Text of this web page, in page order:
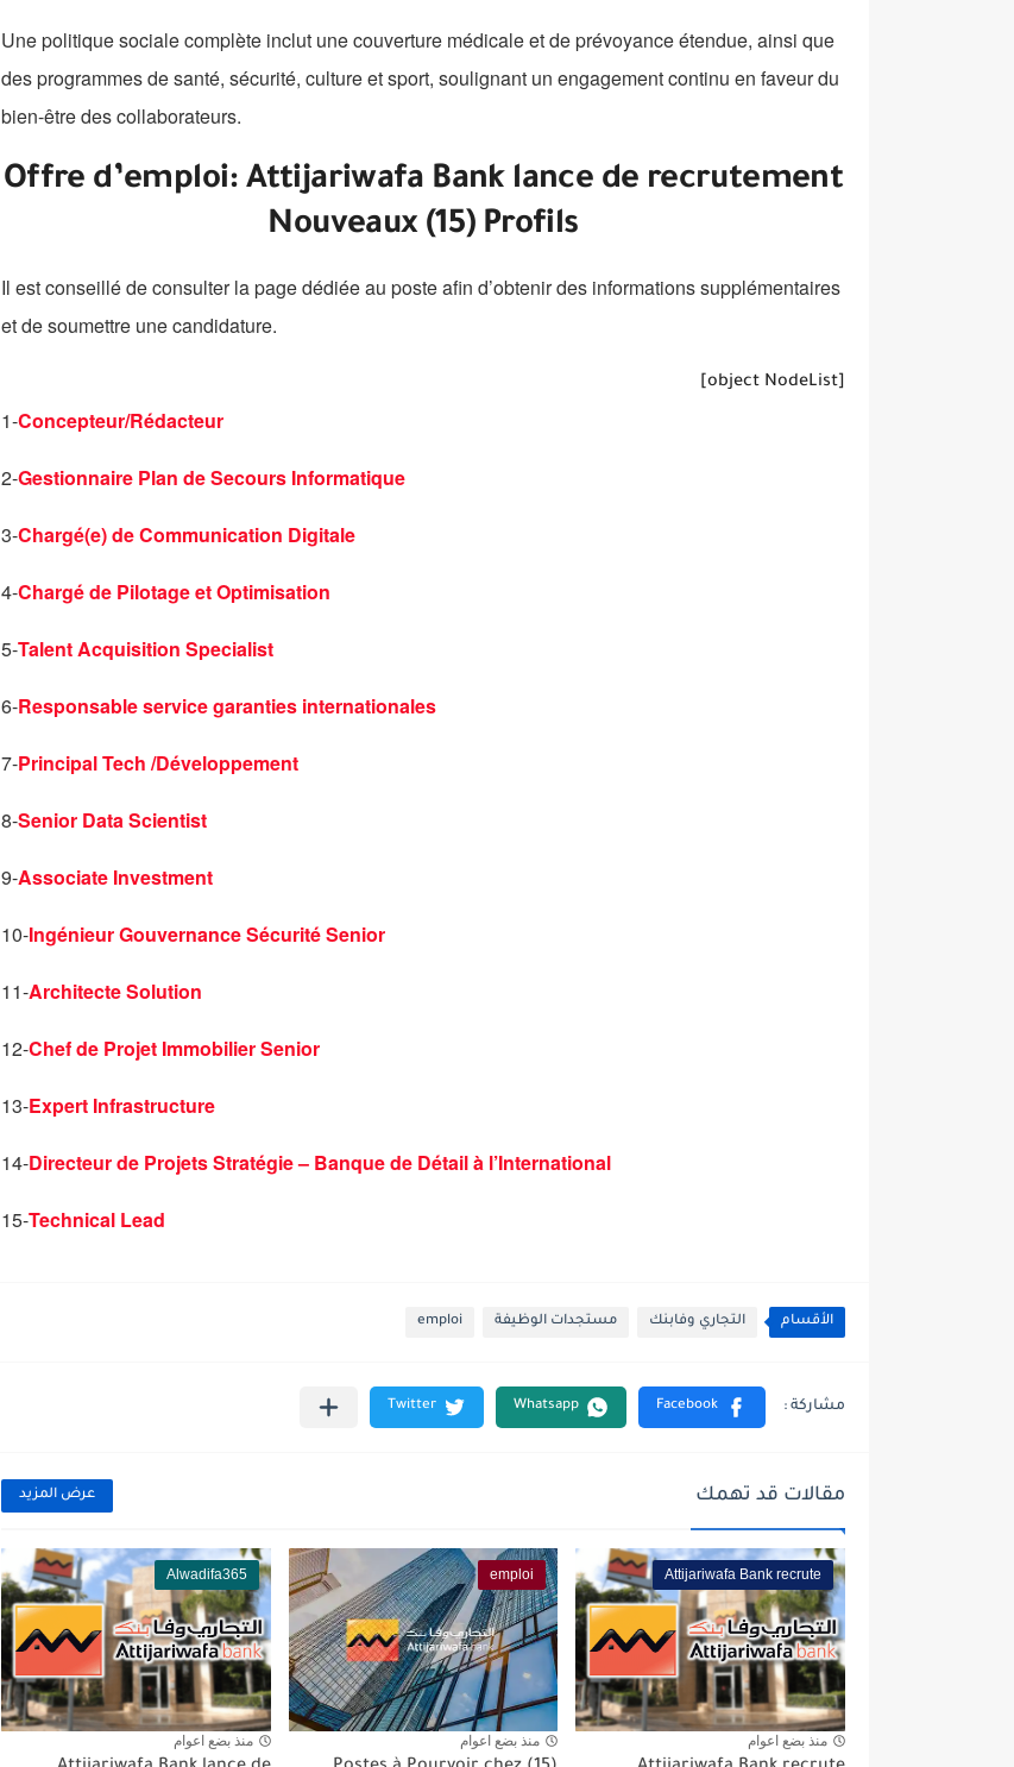
Une politique sociale complète inclut une couverture médicale et de prévoyance étendue, ainsi que
des programmes de santé, sécurité, culture et sport, soulignant un engagement continu en faveur du
bien-être des collaborateurs.
Offre d’emploi: Attijariwafa Bank lance de recrutement
Nouveaux (15) Profils
Il est conseillé de consulter la page dédiée au poste afin d’obtenir des informations supplémentaires
et de soumettre une candidature.
[object NodeList]
1-Concepteur/Rédacteur
2-Gestionnaire Plan de Secours Informatique
3-Chargé(e) de Communication Digitale
4-Chargé de Pilotage et Optimisation
5-Talent Acquisition Specialist
6-Responsable service garanties internationales
7-Principal Tech /Développement
8-Senior Data Scientist
9-Associate Investment
10-Ingénieur Gouvernance Sécurité Senior
11-Architecte Solution
12-Chef de Projet Immobilier Senior
13-Expert Infrastructure
14-Directeur de Projets Stratégie – Banque de Détail à l’International
15-Technical Lead
الأقسام التجاري وفابنك مستجدات الوظيفة emploi
مقالات قد تهمك عرض المزيد
Attijariwafa Bank recrute
منذ بضع اعوام
emploi
منذ بضع اعوام
Alwadifa365
منذ بضع اعوام